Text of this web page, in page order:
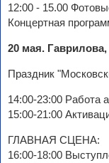
12:00 - 15.00
Концертная
20 мая.
Праздник
14:00-23:00 Работа
15:00-21:00
ГЛАВНАЯ СЦЕНА:
16:00-18:00